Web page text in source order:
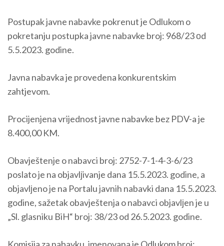
Postupak javne nabavke pokrenut je Odlukom o
pokretanju postupka javne nabavke broj: 968/23 оd
5.5.2023. godine.
Javna nabavka je provedena konkurentskim
zahtjevom.
Procijenjena vrijednost javne nabavke bez PDV-a je
8.400,00 KM.
Obavještenje o nabavci broj: 2752-7-1-4-3-6/23
poslato je na objavlјivanje dana 15.5.2023. godine, a
objavlјeno je na Portalu javnih nabavki dana 15.5.2023.
godine, sažetak obavještenja o nabavci objavlјen je u
„Sl. glasniku BiH“ broj: 38/23 od 26.5.2023. godine.